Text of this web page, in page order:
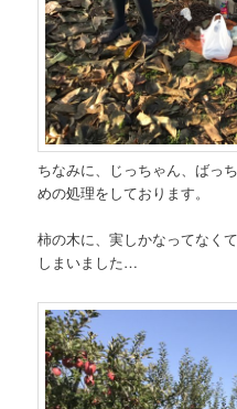
ちなみに、じっちゃん、ばっ
めの処理をしております。
柿の木に、実しかなってなく
しまいました…